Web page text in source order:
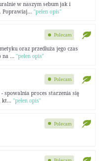
w naszym sebum jak i
Poprawiaj... "pełen opis"
oraz przedłuża jego czas
na ... "pełen opis"
Polecam
spowalnia proces starzenia się
kt... "pełen opis"
Polecam
Polecam